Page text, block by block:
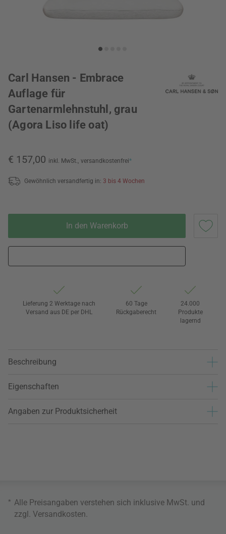
Carl Hansen - Embrace
Auflage für
Gartenarmlehnstuhl, grau
(Agora Liso life oat)
€ 157,00 inkl. MwSt., versandkostenfrei*
Gewöhnlich versandfertig in: 3 bis 4 Wochen
In den Warenkorb
Lieferung 2 Werktage nach
Versand aus DE per DHL
60 Tage
Rückgaberecht
24.000
Produkte
lagernd
Beschreibung
Eigenschaften
Angaben zur Produktsicherheit
* Alle Preisangaben verstehen sich inklusive MwSt. und
zzgl. Versandkosten